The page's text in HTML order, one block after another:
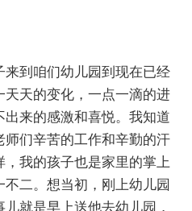
到咱们幼儿园到现在已经
天的变化，一点一滴的进
来的感激和喜悦。我知道
们辛苦的工作和辛勤的汗
我的孩子也是家里的掌上
二。想当初，刚上幼儿园
就是早上送他去幼儿园，